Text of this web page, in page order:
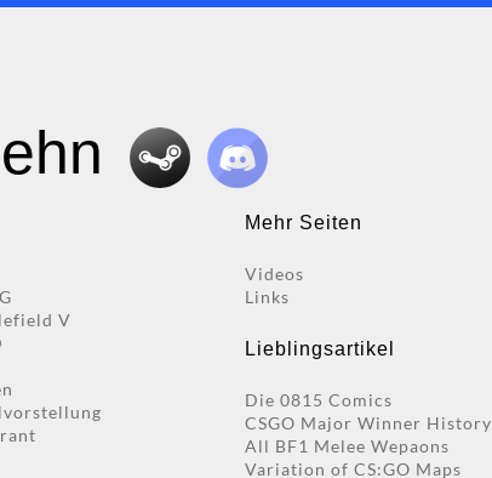
V
Mehr Seiten
Videos
Links
Lieblingsartikel
Die 0815 Comics
CSGO Major Winner History
All BF1 Melee Wepaons
Variation of CS:GO Maps